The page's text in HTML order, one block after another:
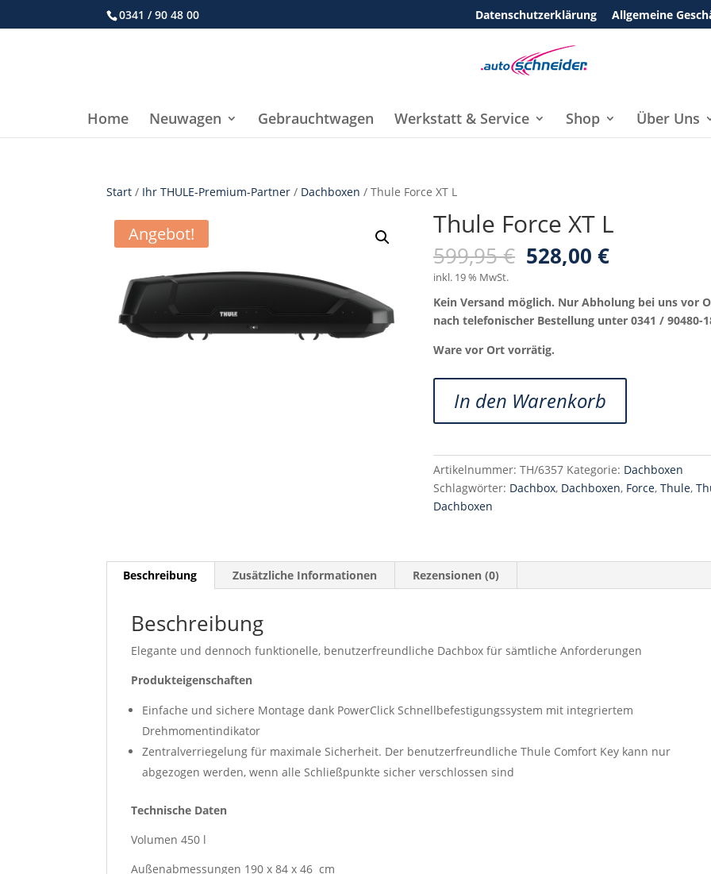
0341 / 90 48 00 Datenschutzerklärung Allgemeine
Home Neuwagen Gebrauchtwagen Werkstatt & Service Shop Über Uns
Start / Ihr THULE-Premium-Partner / Dachboxen / Thule Force XT L
Angebot! Thule Force XT L
599,95€ Ursprünglicher
Preis
war:
599,95 €
528,00€Aktueller
ist:
528,00 €.
inkl. 19 % MwSt.
Kein Versand möglich. Nur Abholung bei uns vor
nach telefonischer Bestellung unter 0341 / 90480-
Ware vor Ort vorrätig.
Force
XT
Menge
In den Warenkorb
Artikelnummer:TH/6357 Kategorie: Dachboxen
Schlagwörter: Dachbox, Dachboxen, Force,Thule,
Dachboxen
Beschreibung Zusätzliche Informationen Rezensionen (0)
Beschreibung
Elegante und dennoch funktionelle, benutzerfreundliche Dachbox für sämtliche Anforderungen
Produkteigenschaften
Einfache und sichere Montage dank PowerClick Schnellbefestigungssystem mit integriertem
Drehmomentindikator
Zentralverriegelung für maximale Sicherheit. Der benutzerfreundliche Thule Comfort Key kann nur
abgezogen werden, wenn alle Schließpunkte sicher verschlossen sind
Technische Daten
Volumen 450 l
Außenabmessungen 190 x 84 x 46 cm